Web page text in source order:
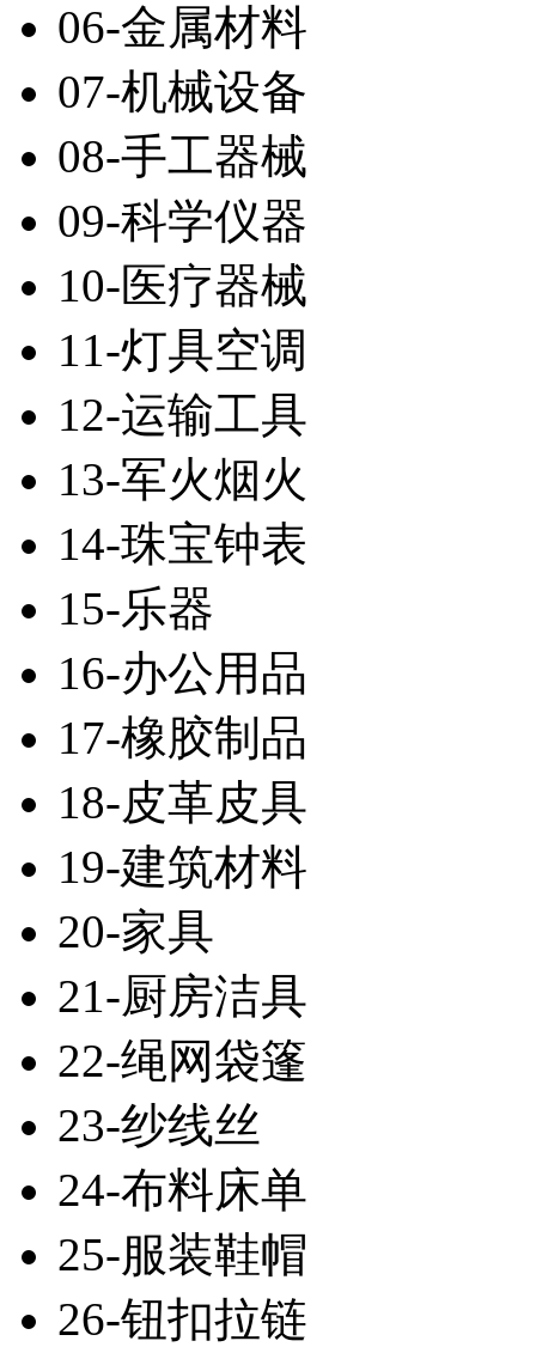
06-金属材料
07-机械设备
08-手工器械
09-科学仪器
10-医疗器械
11-灯具空调
12-运输工具
13-军火烟火
14-珠宝钟表
15-乐器
16-办公用品
17-橡胶制品
18-皮革皮具
19-建筑材料
20-家具
21-厨房洁具
22-绳网袋篷
23-纱线丝
24-布料床单
25-服装鞋帽
26-钮扣拉链